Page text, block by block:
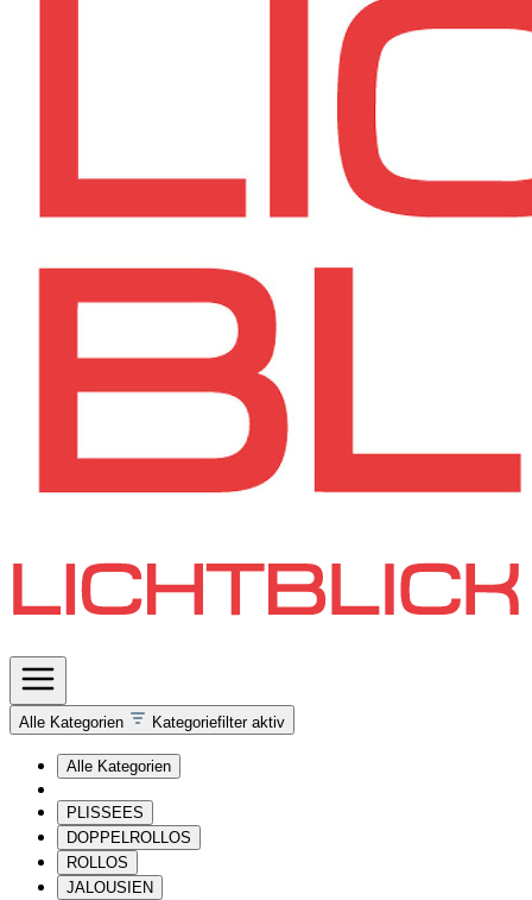
Alle Kategorien Kategoriefilter aktiv
Alle Kategorien
PLISSEES
DOPPELROLLOS
ROLLOS
JALOUSIEN